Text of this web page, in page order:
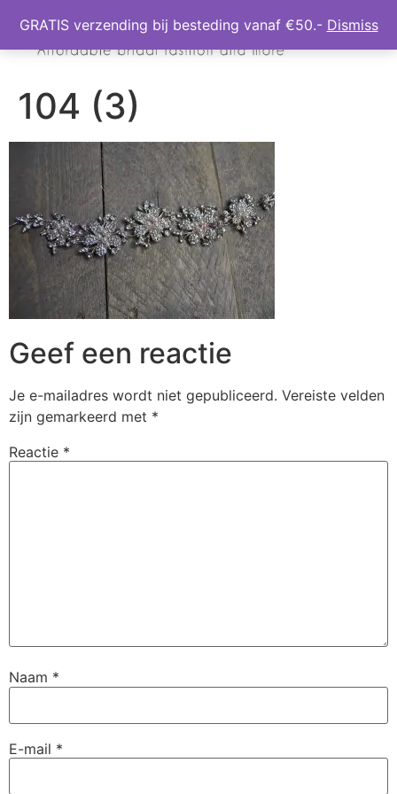
104 (3)
Geef een reactie
Je e-mailadres wordt niet gepubliceerd. Vereiste velden
zijn gemarkeerd met *
Reactie *
Naam *
E-mail *
GRATIS verzending bij besteding vanaf €50.- Dismiss